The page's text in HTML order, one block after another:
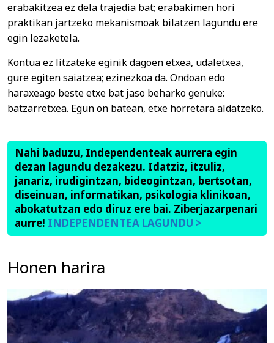
erabakitzea ez dela trajedia bat; erabakimen hori
praktikan jartzeko mekanismoak bilatzen lagundu ere
egin lezaketela.
Kontua ez litzateke eginik dagoen etxea, udaletxea,
gure egiten saiatzea; ezinezkoa da. Ondoan edo
haraxeago beste etxe bat jaso beharko genuke:
batzarretxea. Egun on batean, etxe horretara aldatzeko.
Nahi baduzu, Independenteak aurrera egin
dezan lagundu dezakezu. Idatziz, itzuliz,
janariz, irudigintzan, bideogintzan, bertsotan,
diseinuan, informatikan, psikologia klinikoan,
abokatutzan edo diruz ere bai. Ziberjazarpenari
aurre! INDEPENDENTEA LAGUNDU >
Honen harira